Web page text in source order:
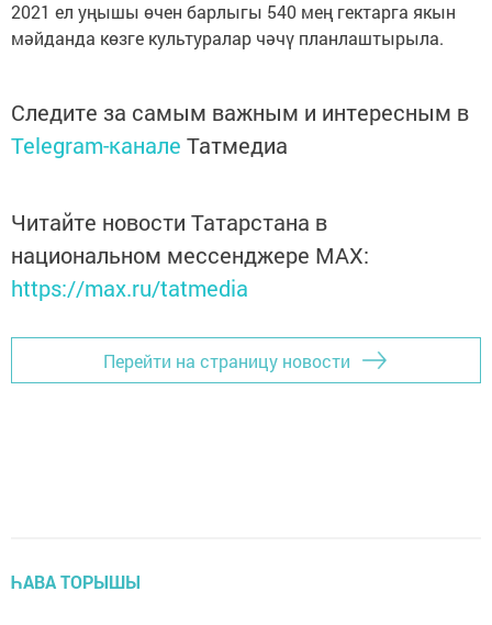
2021 ел уңышы өчен барлыгы 540 мең гектарга якын
мәйданда көзге культуралар чәчү планлаштырыла.
Следите за самым важным и интересным в
Telegram-канале Татмедиа
Читайте новости Татарстана в
национальном мессенджере MАХ:
https://max.ru/tatmedia
Перейти на страницу новости
ҺАВА ТОРЫШЫ